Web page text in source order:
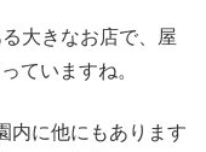
大きなお店で、屋
ていますね。
内に他にもあります